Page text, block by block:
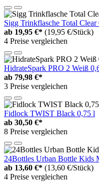
Sigg Trinkflasche Total
ab 19,95 €* (19,95 €/Stück)
4 Preise vergleichen
HidrateSpark PRO 2 Weiß
ab 79,98 €*
3 Preise vergleichen
Fidlock TWIST Black 0,75 l
ab 30,50 €*
8 Preise vergleichen
24Bottles Urban Bottle Kids
ab 13,60 €* (13,60 €/Stück)
4 Preise vergleichen